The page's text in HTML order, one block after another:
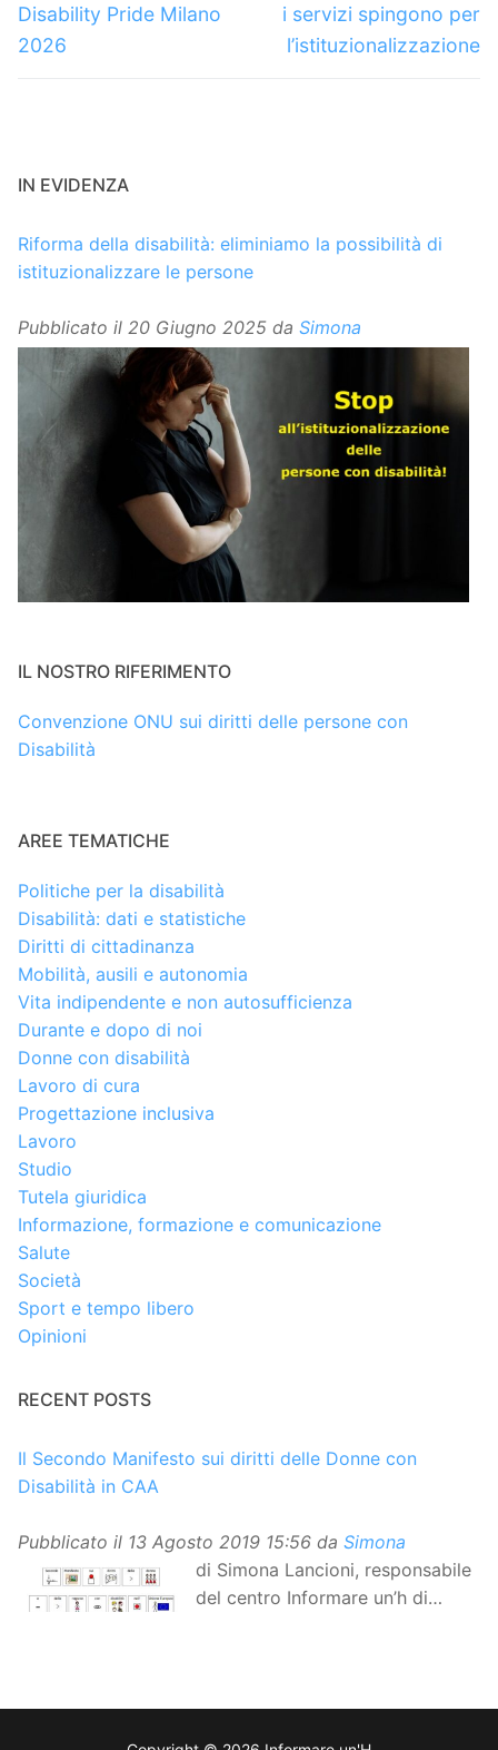
Disability Pride Milano
2026
i servizi spingono per
l’istituzionalizzazione
IN EVIDENZA
Riforma della disabilità: eliminiamo la possibilità di
istituzionalizzare le persone
Pubblicato il 20 Giugno 2025 da Simona
IL NOSTRO RIFERIMENTO
Convenzione ONU sui diritti delle persone con
Disabilità
AREE TEMATICHE
Politiche per la disabilità
Disabilità: dati e statistiche
Diritti di cittadinanza
Mobilità, ausili e autonomia
Vita indipendente e non autosufficienza
Durante e dopo di noi
Donne con disabilità
Lavoro di cura
Progettazione inclusiva
Lavoro
Studio
Tutela giuridica
Informazione, formazione e comunicazione
Salute
Società
Sport e tempo libero
Opinioni
RECENT POSTS
Il Secondo Manifesto sui diritti delle Donne con
Disabilità in CAA
Pubblicato il 13 Agosto 2019 15:56 da Simona
di Simona Lancioni, responsabile
del centro Informare un’h di
aumentativa alternativa (CAA) del “Secondo Manifesto